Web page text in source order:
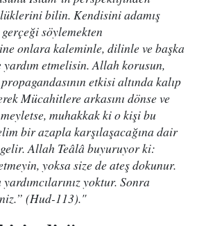
bilin. Kendisini adamış
söylemekten
onlara kaleminle, dilinle ve başka
yardım etmelisin. Allah korusun,
etkisi altında kalıp
Mücahitlere arkasını dönse ve
muhakkak ki o kişi bu
bir azapla karşılaşacağına dair
Allah Teâlâ buyuruyor ki:
yoksa size de ateş dokunur.
yoktur. Sonra
(Hud-113)."